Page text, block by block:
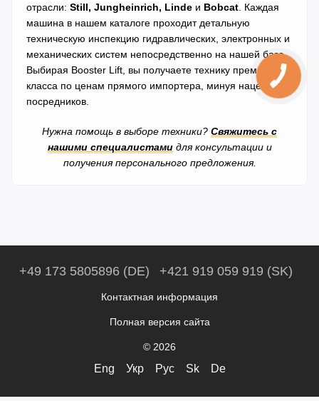
отрасли: Still, Jungheinrich, Linde и Bobcat . Каждая
машина в нашем каталоге проходит детальную
техническую инспекцию гидравлических, электронных и
механических систем непосредственно на нашей базе.
Выбирая Booster Lift, вы получаете технику премиум-
класса по ценам прямого импортера, минуя наценки
посредников.
Нужна помощь в выборе техники? Свяжитесь с
нашими специалистамидля консультации и
получения персонального предложения.
+49 173 5805896 (DE) +421 919 059 919 (SK)
Контактная информация
Полная версия сайта
© 2026
Eng Укр Рус Sk De